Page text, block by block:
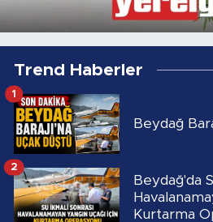
Trend Haberler
Beydağ
1
Beydağ'da
Kurtarma
2